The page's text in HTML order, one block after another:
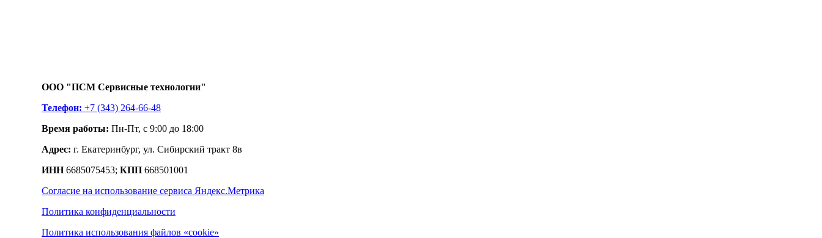
ООО "ПСМ Сервисные технологии"
Телефон: +7 (343) 264-66-48
Время работы: Пн-Пт, с 9:00 до 18:00
Адрес: г. Екатеринбург, ул. Сибирский тракт 8в
ИНН6685075453; КПП 668501001
Согласие на использование сервиса Яндекс.Метрика
Политика конфиденциальности
Политика использования файлов «cookie»